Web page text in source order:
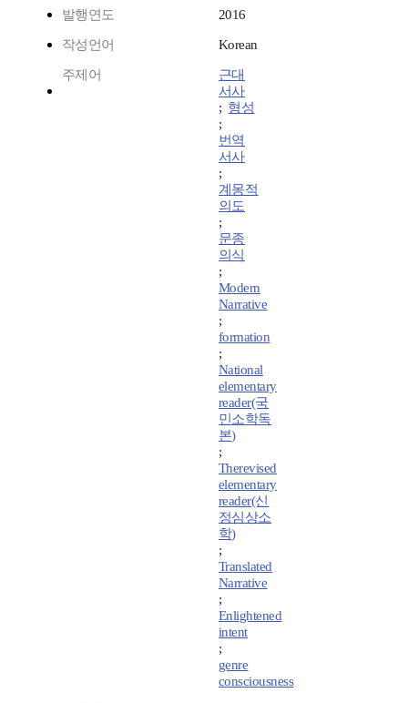
발행연도 2016
작성언어 Korean
주제어
근대
서사
; 형성
;
번역
서사
;
계몽적
의도
;
문종
의식
;
Modern
Narrative
;
formation
;
National
elementary
reader(국
민소학독
본)
;
Therevised
elementary
reader(신
정심상소
학)
;
Translated
Narrative
;
Enlightened
intent
;
genre
consciousness